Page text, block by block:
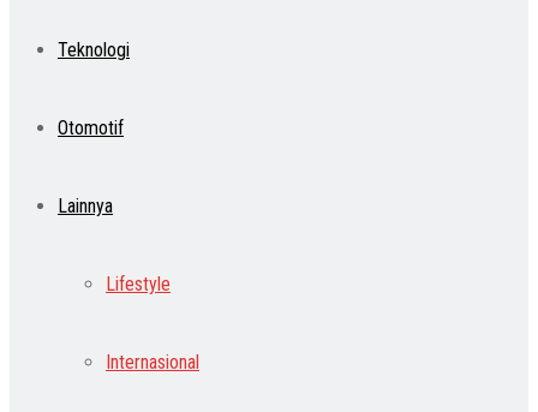
Teknologi
Otomotif
Lainnya
Lifestyle
Internasional